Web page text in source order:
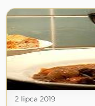
2 lipca 2019